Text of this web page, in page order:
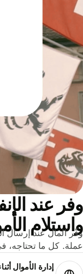
عند
كل ما تحتاجه،
إدارة الأموال أثناء